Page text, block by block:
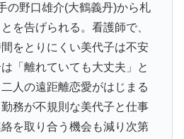
の野口雄介(大鶴義丹)から札
を告げられる。看護師で、
をとりにくい美代子は不安
「離れていても大丈夫」と
人の遠距離恋愛がはじまる
務が不規則な美代子と仕事
を取り合う機会も減り次第